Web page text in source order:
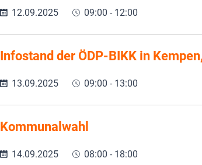
12.09.2025 09:00 - 12:00
Infostand der ÖDP-BIKK in
13.09.2025 09:00 - 13:00
Kommunalwahl
14.09.2025 08:00 - 18:00